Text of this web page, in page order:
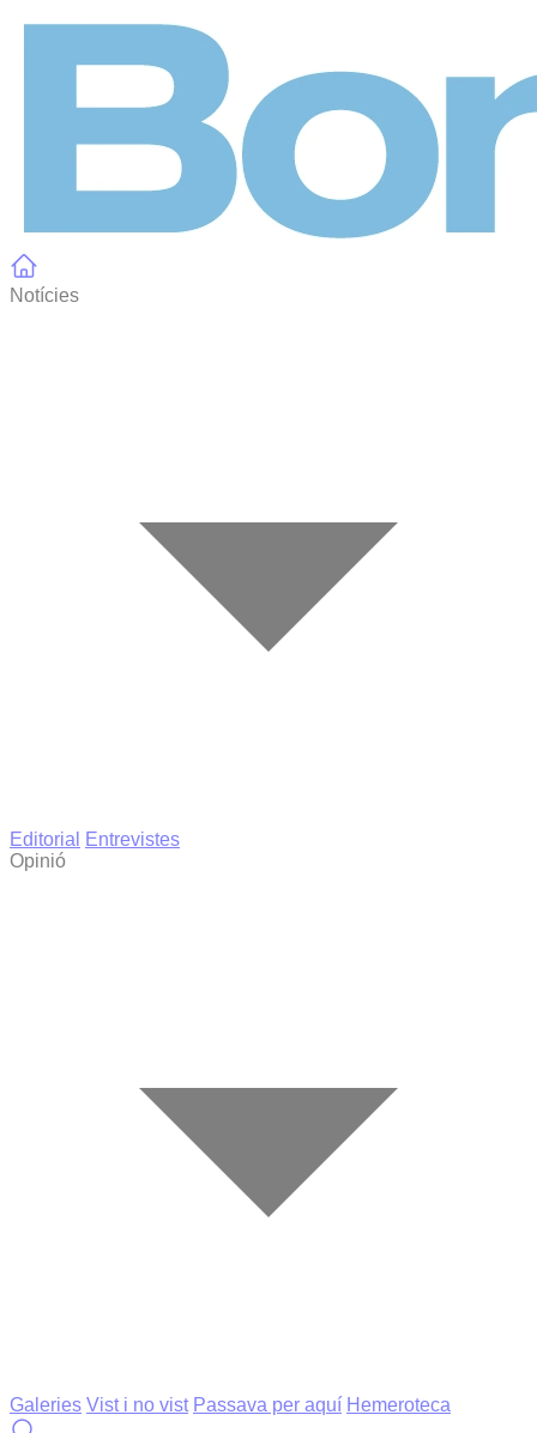
Notícies
Editorial
Entrevistes
Opinió
Galeries Vist i no vist Passava per aquí Hemeroteca